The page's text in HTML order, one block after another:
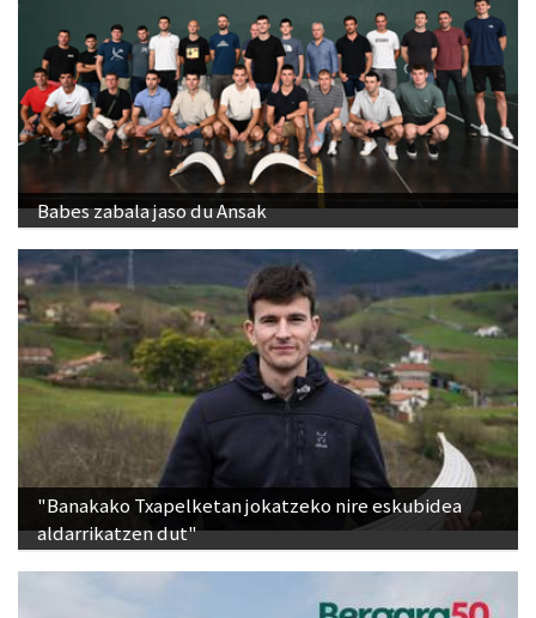
Babes zabala jaso du Ansak
"Banakako Txapelketan jokatzeko nire eskubidea
aldarrikatzen dut"